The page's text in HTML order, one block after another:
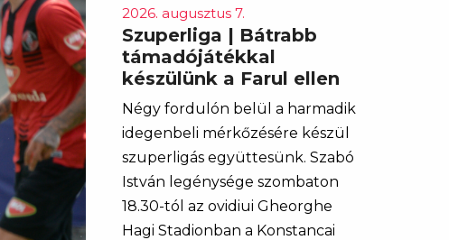
2026. augusztus 7.
Szuperliga | Bátrabb
támadójátékkal
készülünk a Farul ellen
Négy fordulón belül a harmadik
idegenbeli mérkőzésére készül
szuperligás együttesünk. Szabó
István legénysége szombaton
18.30-tól az ovidiui Gheorghe
Hagi Stadionban a Konstancai